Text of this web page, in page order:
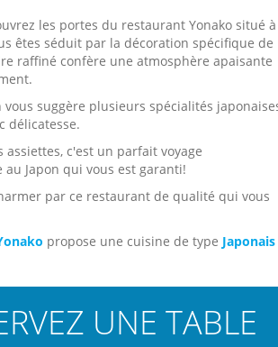
les portes du restaurant Yonako situé à
êtes séduit par la décoration spécifique de
raffiné confère une atmosphère apaisante
vous suggère plusieurs spécialités
délicatesse.
assiettes, c'est un parfait voyage
au Japon qui vous est garanti!
par ce restaurant de qualité qui vous
propose une cuisine de type Japonais
UNE TABLE